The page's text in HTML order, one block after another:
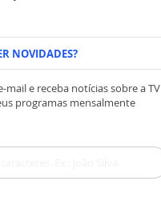
NOVIDADES?
mail e receba notícias sobre a TV
programas mensalmente